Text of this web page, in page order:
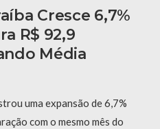
Cresce 6,7%
R$ 92,9
Média
uma expansão de 6,7%
com o mesmo mês do